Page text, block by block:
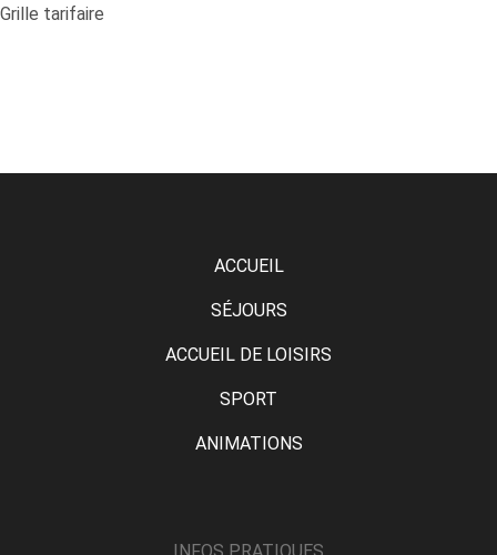
Grille tarifaire
ACCUEIL
SÉJOURS
ACCUEIL DE LOISIRS
SPORT
ANIMATIONS